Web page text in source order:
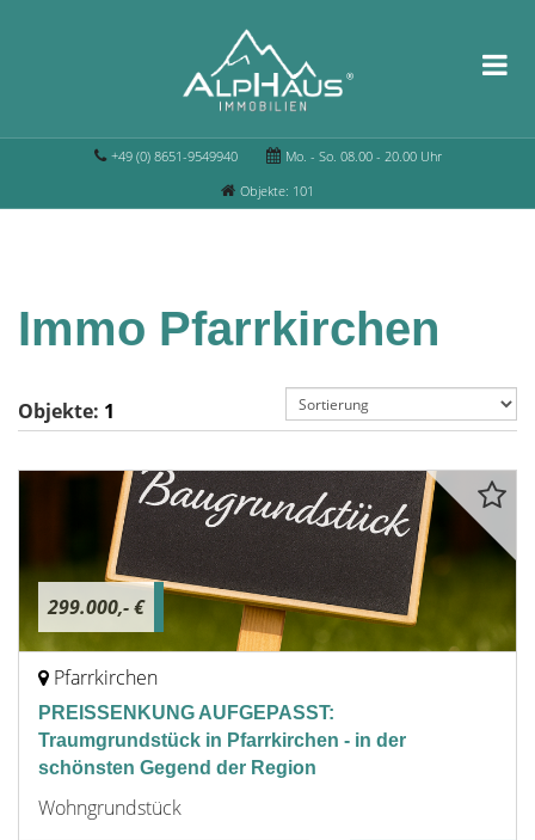
+49 (0) 8651-9549940
Mo. - So. 08.00 - 20.00 Uhr
Objekte: 101
Immo Pfarrkirchen
Objekte: 1
299.000,- €
Pfarrkirchen
PREISSENKUNG AUFGEPASST:
Traumgrundstück in Pfarrkirchen - in der
schönsten Gegend der Region
Wohngrundstück